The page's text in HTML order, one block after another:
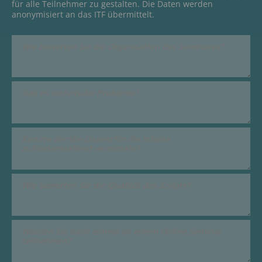
für alle Teilnehmer zu gestalten. Die Daten werden
anonymisiert an das ITF übermittelt.